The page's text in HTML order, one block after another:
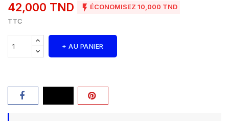
42,000 TND  ÉCONOMISEZ 10,000 TND
TTC
+ AU PANIER